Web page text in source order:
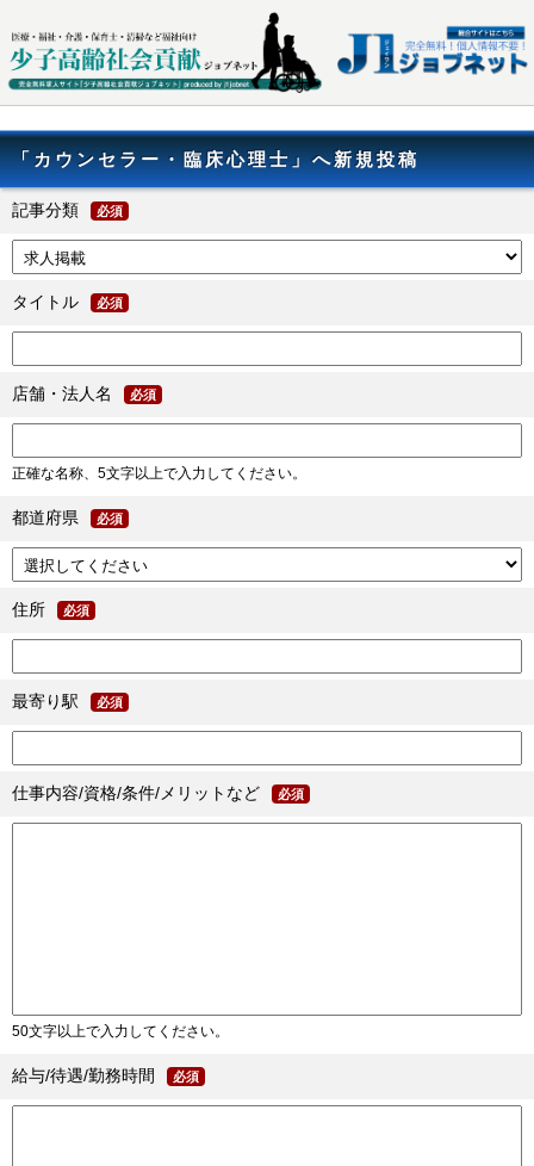
「カウンセラー・臨床心理士」へ新規投稿
記事分類 必須
タイトル 必須
店舗・法人名 必須
正確な名称、5文字以上で入力してください。
都道府県 必須
住所 必須
最寄り駅 必須
仕事内容/資格/条件/メリットなど 必須
50文字以上で入力してください。
給与/待遇/勤務時間 必須